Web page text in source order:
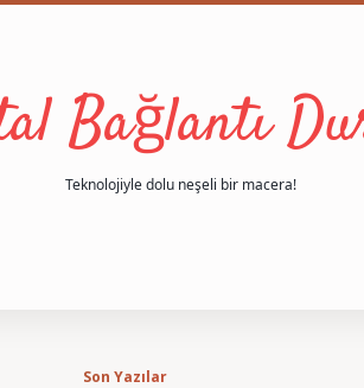
Bağlantı
Teknolojiyle dolu neşeli bir macera!
Son Yazılar